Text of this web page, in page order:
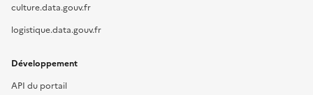
culture.data.gouv.fr
logistique.data.gouv.fr
Développement
API du portail